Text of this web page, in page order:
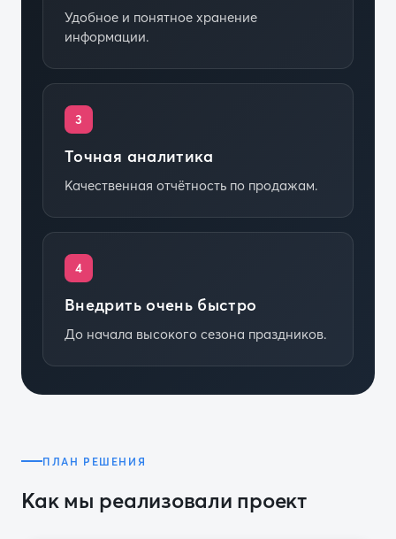
Удобное и понятное хранение
информации.
3
Точная аналитика
Качественная отчётность по продажам.
4
Внедрить очень быстро
До начала высокого сезона праздников.
ПЛАН РЕШЕНИЯ
Как мы реализовали проект